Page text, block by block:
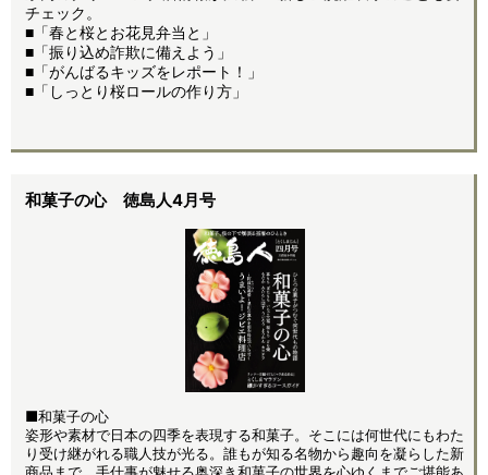
チェック。
■ 「春と桜とお花見弁当と」
■「振り込め詐欺に備えよう」
■「がんばるキッズをレポート！」
■「しっとり桜ロールの作り方」
和菓子の心 徳島人4月号
■和菓子の心
姿形や素材で日本の四季を表現する和菓子。そこには何世代にもわた
り受け継がれる職人技が光る。誰もが知る名物から趣向を凝らした新